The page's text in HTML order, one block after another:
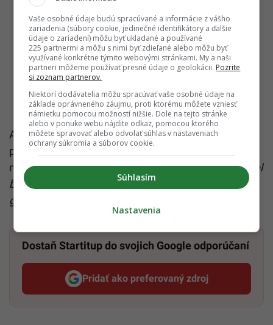
Ak by teraz generálny prokurátor tvrdil, že
prezidentka chcela ovplyvňovať trestné stíhanie,
nemohol by podľa hlavy štátu čakať dva roky.„Musel
by konať, inak by sa sám spreneveril funkcii
generálneho prokurátora,
Dostaň Startitup do svojich Google odporúčaní
Pridať ako preferovaný zdroj
Startitup, odkaz sa otvorí v
Vaše osobné údaje budú spracúvané a informácie z vášho
zariadenia (súbory cookie, jedinečné identifikátory a ďalšie
údaje o zariadení) môžu byť ukladané a používané
225 partnermi a môžu s nimi byť zdieľané alebo môžu byť
využívané konkrétne týmito webovými stránkami. My a naši
partneri môžeme používať presné údaje o geolokácii. Pozrite
si zoznam partnerov.
Niektorí dodávatelia môžu spracúvať vaše osobné údaje na
základe oprávneného záujmu, proti ktorému môžete vzniesť
námietku pomocou možností nižšie. Dole na tejto stránke
alebo v ponuke webu nájdite odkaz, pomocou ktorého
môžete spravovať alebo odvolať súhlas v nastaveniach
ochrany súkromia a súborov cookie.
Súhlasím
Nastavenia